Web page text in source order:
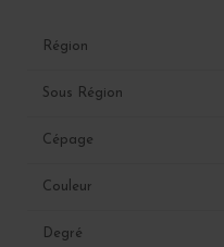
Région
Sous Région
Cépage
Couleur
Degré